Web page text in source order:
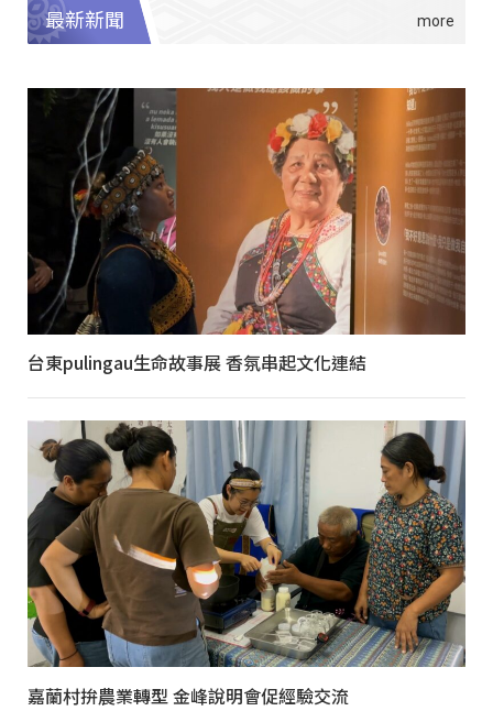
最新新聞
台東pulingau生命故事展 香氛串起文化連結
嘉蘭村拚農業轉型 金峰說明會促經驗交流